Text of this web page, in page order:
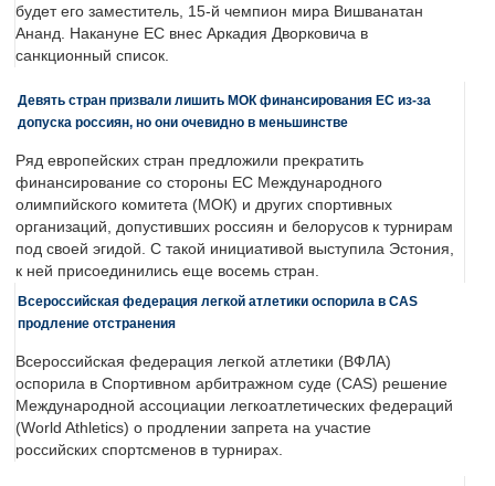
будет его заместитель, 15-й чемпион мира Вишванатан
Ананд. Накануне ЕС внес Аркадия Дворковича в
санкционный список.
Девять стран призвали лишить МОК финансирования ЕС из-за
допуска россиян, но они очевидно в меньшинстве
Ряд европейских стран предложили прекратить
финансирование со стороны ЕС Международного
олимпийского комитета (МОК) и других спортивных
организаций, допустивших россиян и белорусов к турнирам
под своей эгидой. С такой инициативой выступила Эстония,
к ней присоединились еще восемь стран.
Всероссийская федерация легкой атлетики оспорила в CAS
продление отстранения
Всероссийская федерация легкой атлетики (ВФЛА)
оспорила в Спортивном арбитражном суде (CAS) решение
Международной ассоциации легкоатлетических федераций
(World Athletics) о продлении запрета на участие
российских спортсменов в турнирах.